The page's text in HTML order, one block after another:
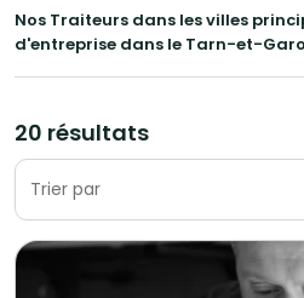
Nos Traiteurs dans les villes
d'entreprise dans le Tarn-et-
20 résultats
Trier par